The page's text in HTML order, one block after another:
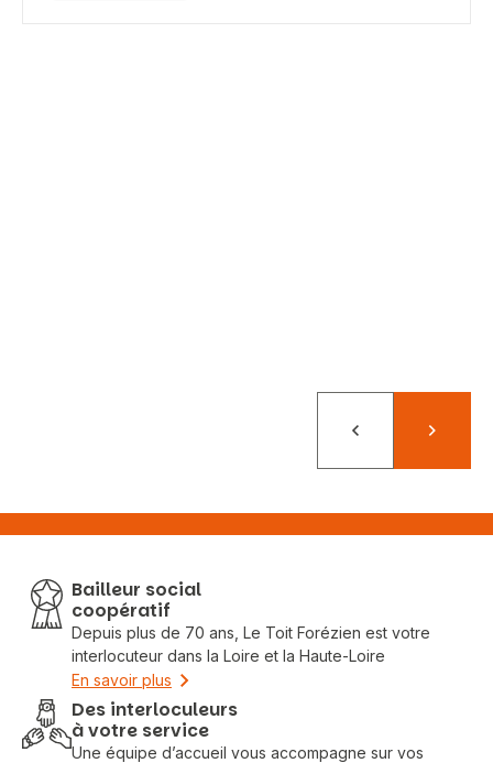
PrécédentSuivant
Bailleur social
coopératif
Depuis plus de 70 ans, Le Toit Forézien est votre
interlocuteur dans la Loire et la Haute-Loire
En savoir plus
Des interloculeurs
à votre service
Une équipe d’accueil vous accompagne sur vos